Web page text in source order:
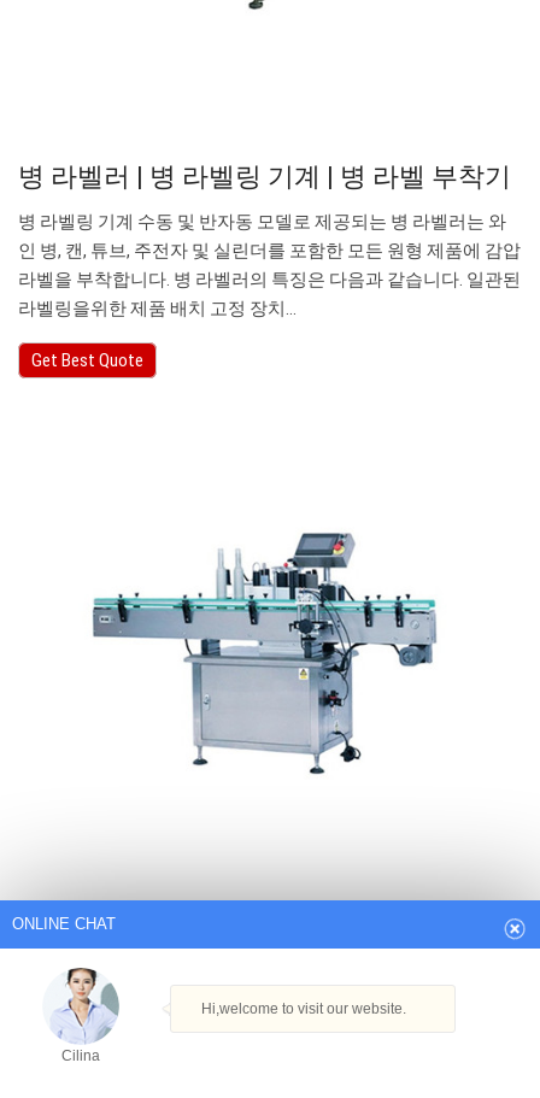
병 라벨러 | 병 라벨링 기계 | 병 라벨 부착기
병 라벨링 기계 수동 및 반자동 모델로 제공되는 병 라벨러는 와
인 병, 캔, 튜브, 주전자 및 실린더를 포함한 모든 원형 제품에 감압
라벨을 부착합니다. 병 라벨러의 특징은 다음과 같습니다. 일관된
라벨링을위한 제품 배치 고정 장치…
Get Best Quote
원형 병용 라벨링 기계 – 라벨링… –
ecplaza.net
로타리 원형 병 라벨링 기계 LR435S는 원형 병 라벨링 기계입니
다. 반 자동적 인 둥근 병 레테르를 붙이는 기계 신청 : 1. 온갖 둥근
Cilina